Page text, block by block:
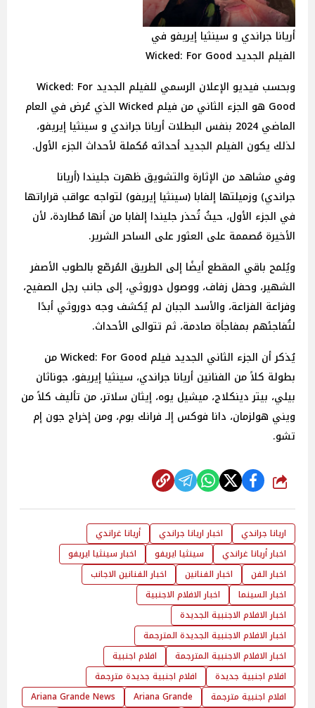
أريانا جراندي و سينثيا إيريفو في
الفيلم الجديد Wicked: For Good
وبحسب فيديو الإعلان الرسمي للفيلم الجديد Wicked: For
Good هو الجزء الثاني من فيلم Wicked الذي عُرض في العام
الماضي 2024 بنفس البطلات أريانا جراندي و سينثيا إيريفو،
لذلك يكون الفيلم الجديد أحداثه مُكملة لأحداث الجزء الأول.
وفي مشاهد من الإثارة والتشويق ظهرت جليندا (أريانا
جراندي) وزميلتها إلفابا (سينثيا إيريفو) لتواجه عواقب قراراتها
في الجزء الأول، حيثُ تُحذر جليندا إلفابا من أنها مُطاردة، لأن
الأخيرة مُصممة على العثور على الساحر الشرير.
ويُلمح باقي المقطع أيضًا إلى الطريق المُرصّع بالطوب الأصفر
الشهير، وحفل زفاف، ووصول دوروثي، إلى جانب رجل الصفيح،
وفزاعة الفزاعة، والأسد الجبان لم يُكشف وجه دوروثي أبدًا
لتُفاجئهم بمفاجأة صادمة، ثم تتوالى الأحداث.
يُذكر أن الجزء الثاني الجديد فيلم Wicked: For Good من
بطولة كلاً من الفنانين أريانا جراندي، سينثيا إيريفو، جوناثان
بيلي، بيتر دينكلاج، ميشيل يوه، إيثان سلاتر، من تأليف كلاً من
ويني هولزمان، دانا فوكس إلـ فرانك بوم، ومن إخراج جون إم
تشو.
شارك
اريانا جراندي اخبار اريانا جراندي
أريانا غراندي
اخبار أريانا غراندي
سينثيا ايريفو
اخبار سينثيا ايريفو
اخبار الفن
اخبار الفنانين
اخبار الفنانين الاجانب
اخبار السينما
اخبار الافلام الاجنبية
اخبار الافلام الاجنبية الجديدة
اخبار الافلام الاجنبية الجديدة المترجمة
اخبار الافلام الاجنبية المترجمة
افلام اجنبية
افلام اجنبية جديدة
افلام اجنبية جديدة مترجمة
افلام اجنبية مترجمة
Ariana Grande
Ariana Grande News